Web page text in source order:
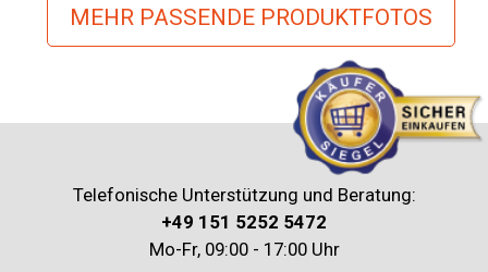
MEHR PASSENDE PRODUKTFOTOS
Telefonische Unterstützung und Beratung:
+49 151 5252 5472
Mo-Fr, 09:00 - 17:00 Uhr